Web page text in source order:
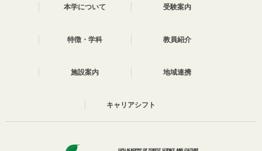
本学について 受験案内
特徴・学科 教員紹介
施設案内 地域連携
キャリアシフト